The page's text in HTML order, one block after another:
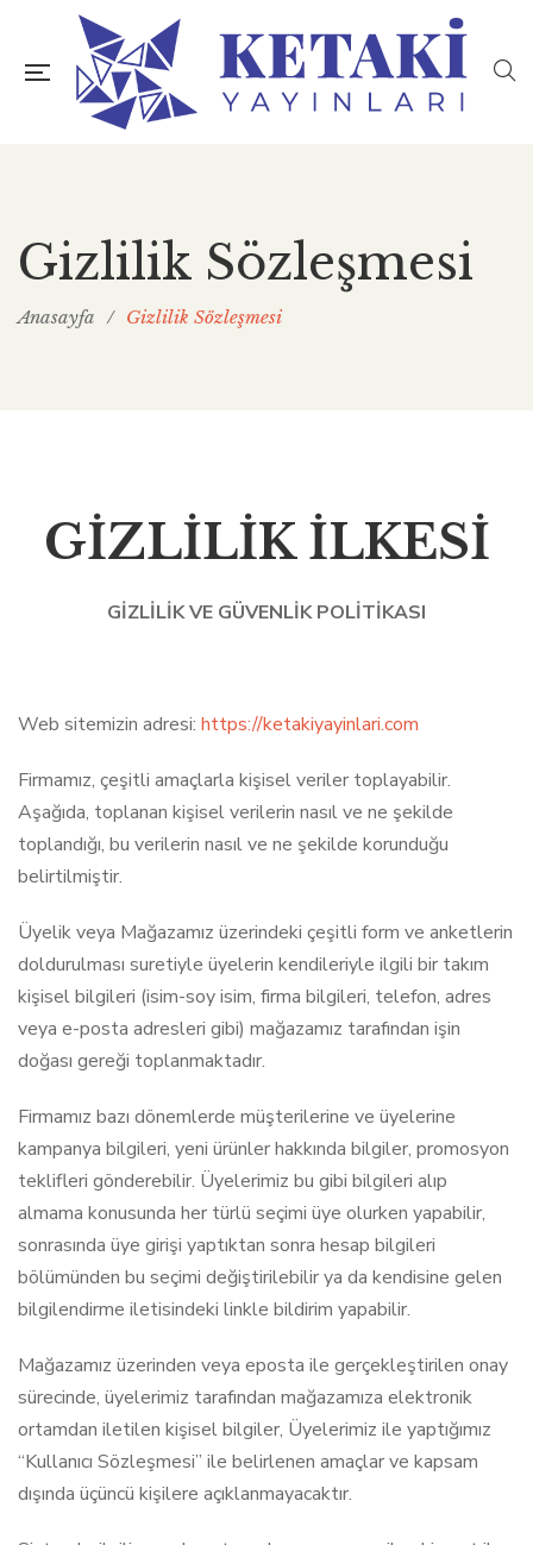
Gizlilik Sözleşmesi
Anasayfa / Gizlilik Sözleşmesi
GİZLİLİK İLKESİ
GİZLİLİK VE GÜVENLİK POLİTİKASI
Web sitemizin adresi: https://ketakiyayinlari.com
Firmamız, çeşitli amaçlarla kişisel veriler toplayabilir.
Aşağıda, toplanan kişisel verilerin nasıl ve ne şekilde
toplandığı, bu verilerin nasıl ve ne şekilde korunduğu
belirtilmiştir.
Üyelik veya Mağazamız üzerindeki çeşitli form ve anketlerin
doldurulması suretiyle üyelerin kendileriyle ilgili bir takım
kişisel bilgileri (isim-soy isim, firma bilgileri, telefon, adres
veya e-posta adresleri gibi) mağazamız tarafından işin
doğası gereği toplanmaktadır.
Firmamız bazı dönemlerde müşterilerine ve üyelerine
kampanya bilgileri, yeni ürünler hakkında bilgiler, promosyon
teklifleri gönderebilir. Üyelerimiz bu gibi bilgileri alıp
almama konusunda her türlü seçimi üye olurken yapabilir,
sonrasında üye girişi yaptıktan sonra hesap bilgileri
bölümünden bu seçimi değiştirilebilir ya da kendisine gelen
bilgilendirme iletisindeki linkle bildirim yapabilir.
Mağazamız üzerinden veya eposta ile gerçekleştirilen onay
sürecinde, üyelerimiz tarafından mağazamıza elektronik
ortamdan iletilen kişisel bilgiler, Üyelerimiz ile yaptığımız
“Kullanıcı Sözleşmesi” ile belirlenen amaçlar ve kapsam
dışında üçüncü kişilere açıklanmayacaktır.